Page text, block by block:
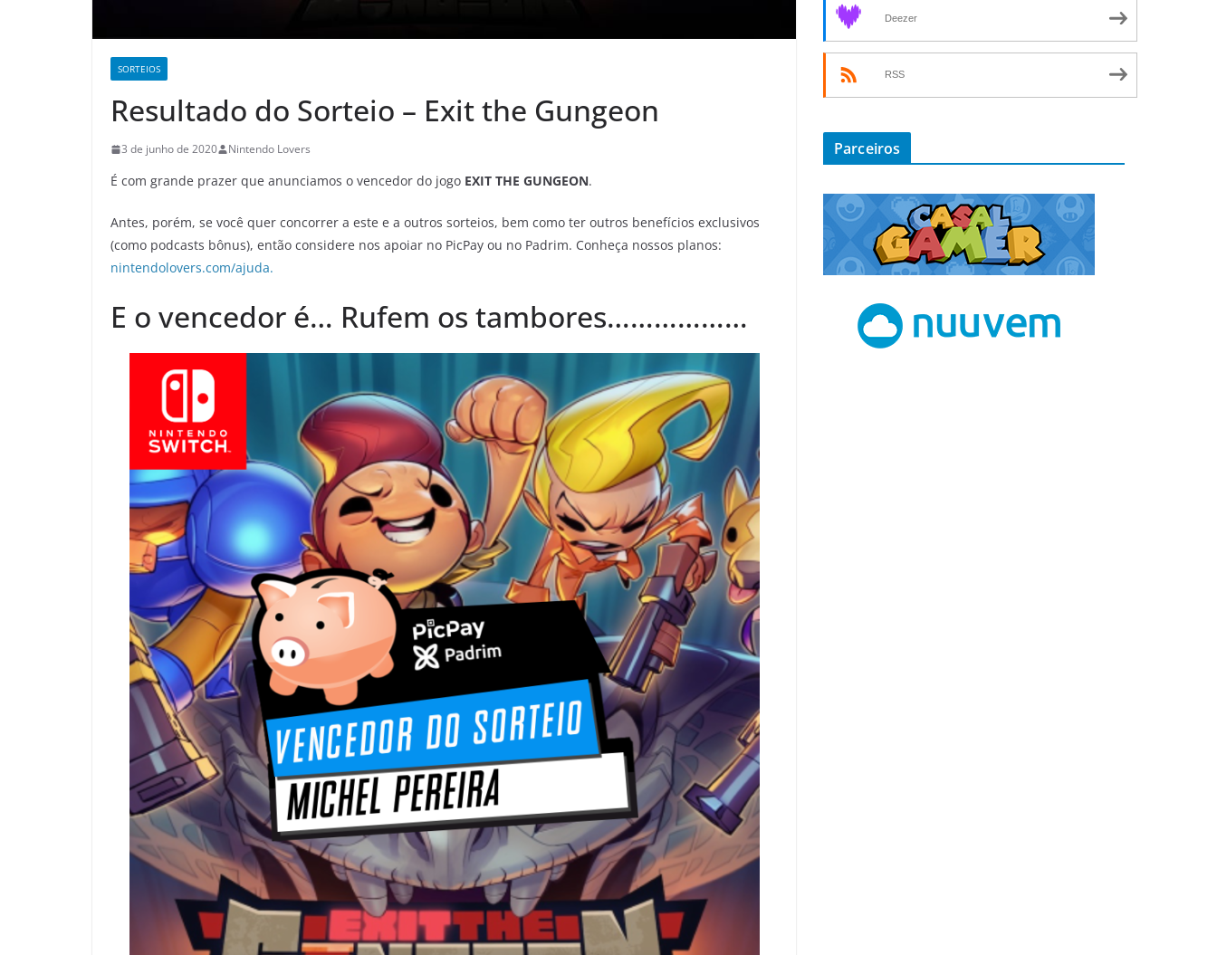
SORTEIOS
Resultado do Sorteio – Exit the Gungeon
3 de junho de 2020 Nintendo Lovers
É com grande prazer que anunciamos o vencedor do jogo EXIT THE GUNGEON.
Antes, porém, se você quer concorrer a este e a outros sorteios, bem como ter outros benefícios exclusivos
(como podcasts bônus), então considere nos apoiar no PicPay ou no Padrim. Conheça nossos planos:
nintendolovers.com/ajuda.
E o vencedor é… Rufem os tambores………………
Deezer
RSS
Parceiros